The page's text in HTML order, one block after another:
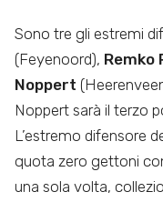
Sono tre gli estremi
(Feyenoord), Remko
Noppert
Noppert sarà il terzo
L’estremo difensore
quota zero gettoni
una sola volta,